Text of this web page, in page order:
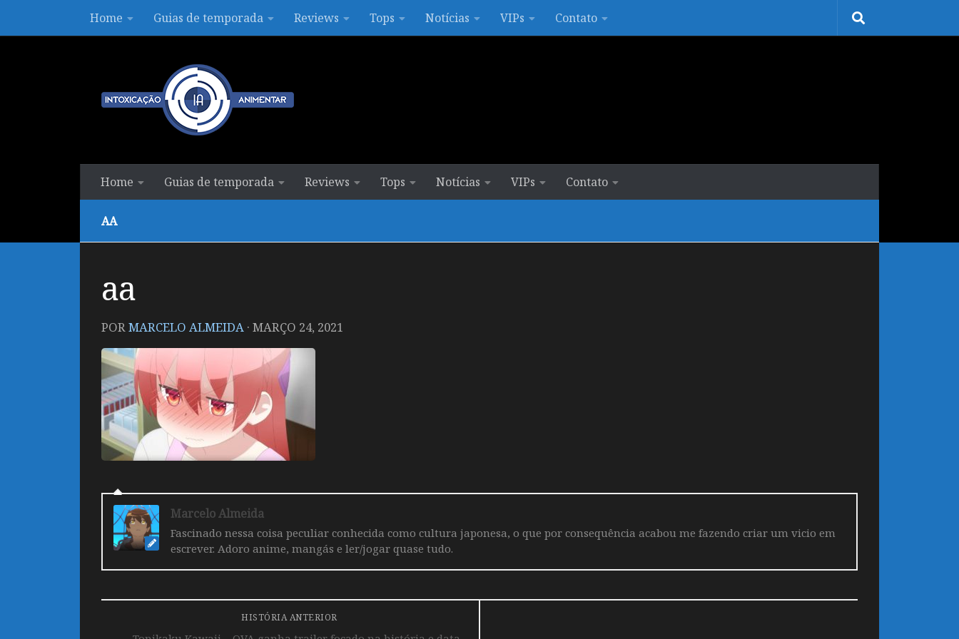
Skip to contentHome Guias de temporada Reviews Tops Notícias VIPs Contato
Home Guias de temporada Reviews Tops Notícias VIPs Contato
AA
aa
PORMARCELO ALMEIDA · MARÇO 24, 2021
Marcelo Almeida
Fascinado nessa coisa peculiar conhecida como cultura japonesa, o que por consequência acabou me fazendo criar um vicio em
escrever. Adoro anime, mangás e ler/jogar quase tudo.
HISTÓRIA ANTERIOR